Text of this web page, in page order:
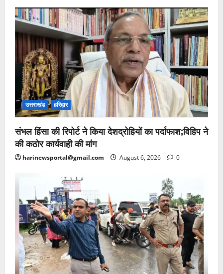
उत्तराखंड हरिद्वार
संभल हिंसा की रिपोर्ट ने किया देशद्रोहियों का पर्दाफाश;विहिप ने
की कठोर कार्यवाही की मांग
harinewsportal@gmail.com August 6, 2026 0